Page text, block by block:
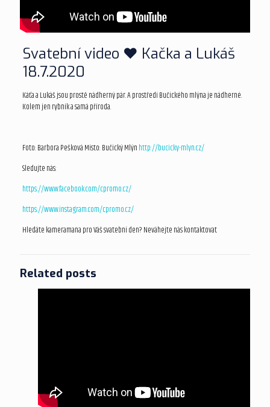
Svatební video ❤ Kačka a Lukáš
18.7.2020
Káťa a Lukáš jsou prostě nádherný pár. A prostředí Bučického mlýna je nádherné.
Kolem jen rybník a samá příroda.
Foto: Barbora Pešková Místo: Bučický Mlýn http://bucicky-mlyn.cz/
Sledujte nás:
https://www.facebook.com/cpromo.cz/
https://www.instagram.com/cpromo.cz/
Hledáte kameramana pro Váš svatební den? Neváhejte nás kontaktovat
Related posts